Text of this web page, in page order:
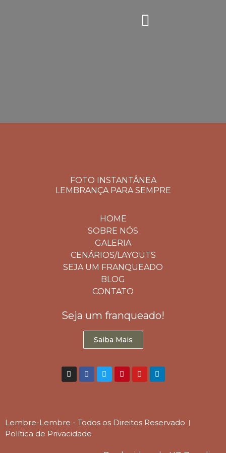
FOTO INSTANTÂNEA
LEMBRANÇA PARA SEMPRE
HOME
SOBRE NÓS
GALERIA
CENÁRIOS/LAYOUTS
SEJA UM FRANQUEADO
BLOG
CONTATO
Seja um franqueado!
Saiba Mais
Lembre-Lembre - Todos os Direitos Reservado
Política de Privacidade